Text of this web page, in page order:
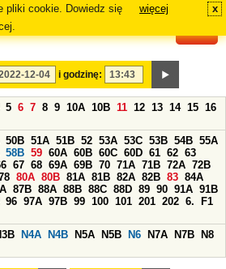
pliki cookie. Dowiedz się
więcej x
i godzinę:
5 6 7 8 9 10A 10B 11 12 13 14 15 16
50B 51A 51B 52 53A 53C 53B 54B 55A
58B 59 60A 60B 60C 60D 61 62 63
67 68 69A 69B 70 71A 71B 72A 72B
80A 80B 81A 81B 82A 82B 83 84A
87B 88A 88B 88C 88D 89 90 91A 91B
96 97A 97B 99 100 101 201 202 6.
F1
N4A N4B N5A N5B N6 N7A N7B
N8